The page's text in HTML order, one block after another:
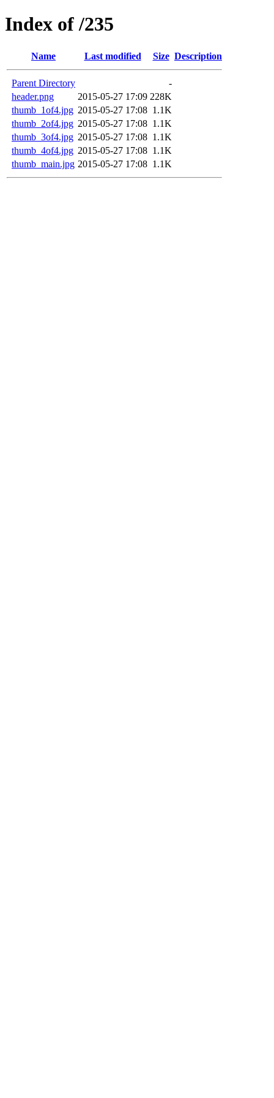
Index of /235
Name Last modified Size Description
Parent Directory
-
header.png
2015-05-27 17:09 228K
thumb_1of4.jpg 2015-05-27 17:08 1.1K
thumb_2of4.jpg 2015-05-27 17:08 1.1K
thumb_3of4.jpg 2015-05-27 17:08 1.1K
thumb_4of4.jpg 2015-05-27 17:08 1.1K
thumb_main.jpg 2015-05-27 17:08 1.1K